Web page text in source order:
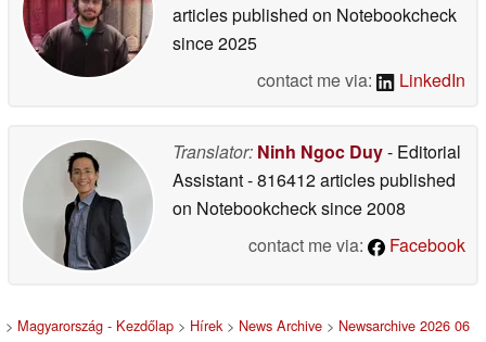
articles published on Notebookcheck
since 2025
contact me via:
LinkedIn
Translator: Ninh Ngoc Duy- Editorial
Assistant- 816412 articles published
on Notebookchecksince 2008
contact me via:
Facebook
> Magyarország - Kezdőlap > Hírek> News Archive > Newsarchive 2026 06